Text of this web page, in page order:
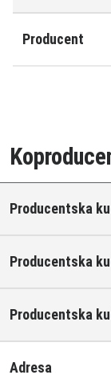
Producent
Producentska
Producentska
Producentska
Adresa